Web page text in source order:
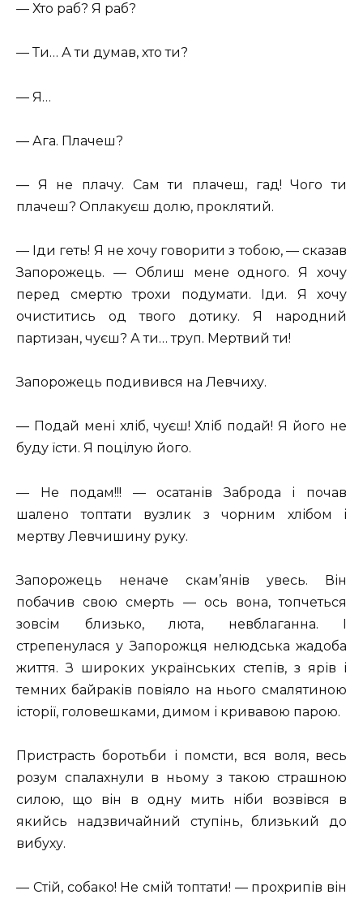
— Хто раб? Я раб?
— Ти… А ти думав, хто ти?
— Я…
— Ага. Плачеш?
— Я не плачу. Сам ти плачеш, гад! Чого ти
плачеш? Оплакуєш долю, проклятий.
— Іди геть! Я не хочу говорити з тобою, — сказав
Запорожець. — Облиш мене одного. Я хочу
перед смертю трохи подумати. Іди. Я хочу
очиститись од твого дотику. Я народний
партизан, чуєш? А ти… труп. Мертвий ти!
Запорожець подивився на Левчиху.
— Подай мені хліб, чуєш! Хліб подай! Я його не
буду їсти. Я поцілую його.
— Не подам!!! — осатанів Заброда і почав
шалено топтати вузлик з чорним хлібом і
мертву Левчишину руку.
Запорожець неначе скам’янів увесь. Він
побачив свою смерть — ось вона, топчеться
зовсім близько, люта, невблаганна. І
стрепенулася у Запорожця нелюдська жадоба
життя. З широких українських степів, з ярів і
темних байраків повіяло на нього смалятиною
історії, головешками, димом і кривавою парою.
Пристрасть боротьби і помсти, вся воля, весь
розум спалахнули в ньому з такою страшною
силою, що він в одну мить ніби возвівся в
якийсь надзвичайний ступінь, близький до
вибуху.
— Стій, собако! Не смій топтати! — прохрипів він